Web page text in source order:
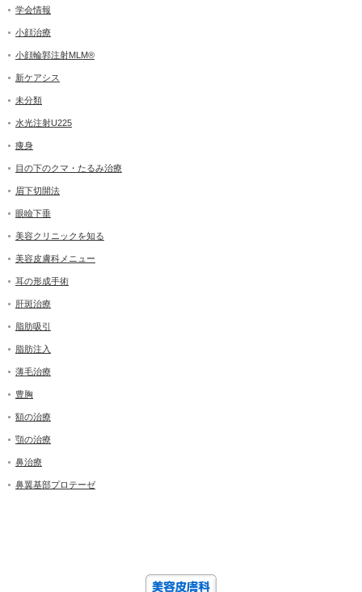
学会情報
小顔治療
小顔輪郭注射MLM®
新ケアシス
未分類
水光注射U225
痩身
目の下のクマ・たるみ治療
眉下切開法
眼瞼下垂
美容クリニックを知る
美容皮膚科メニュー
耳の形成手術
肝斑治療
脂肪吸引
脂肪注入
薄毛治療
豊胸
額の治療
顎の治療
鼻治療
鼻翼基部プロテーゼ